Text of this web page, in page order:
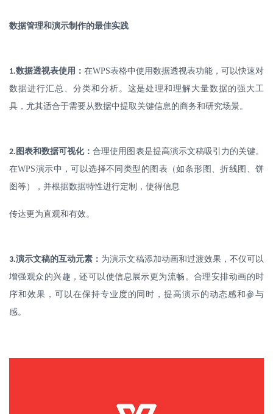
数据管理和演示制作的最佳实践
1.数据透视表使用： 在WPS表格中使用数据透视表功能，可以快速对
数据进行汇总、分类和分析。这是处理和理解大量数据的强大工
具，尤其适合于需要从数据中提取关键信息的商务和研究场景。
2. 图表和数据可视化：合理使用图表是提高演示文稿吸引力的关键。
在WPS演示中，可以选择不同类型的图表（如条形图、折线图、饼
图等），并根据数据特性进行定制，使得信息
传达更为直观和有效。
3.演示文稿的互动元素： 为演示文稿添加动画和过渡效果，不仅可以
增强观众的兴趣，还可以使信息展示更为流畅。合理安排动画的时
序和效果，可以在保持专业度的同时，提高演示的动态感和参与
感。